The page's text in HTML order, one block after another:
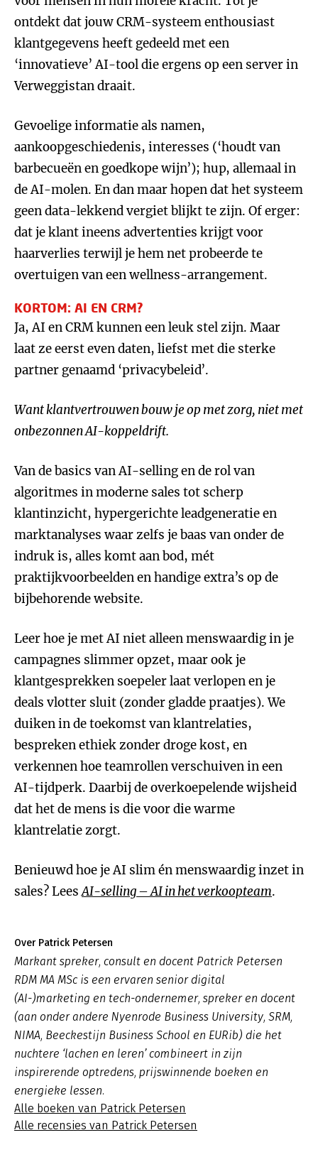
ontdekt dat jouw CRM-systeem enthousiast
klantgegevens heeft gedeeld met een
‘innovatieve’ AI-tool die ergens op een server in
Verweggistan draait.
Gevoelige informatie als namen,
aankoopgeschiedenis, interesses (‘houdt van
barbecueën en goedkope wijn’); hup, allemaal in
de AI-molen. En dan maar hopen dat het systeem
geen data-lekkend vergiet blijkt te zijn. Of erger:
dat je klant ineens advertenties krijgt voor
haarverlies terwijl je hem net probeerde te
overtuigen van een wellness-arrangement.
KORTOM: AI EN CRM?
Ja, AI en CRM kunnen een leuk stel zijn. Maar
laat ze eerst even daten, liefst met die sterke
partner genaamd ‘privacybeleid’.
Want klantvertrouwen bouw je op met zorg, niet met
onbezonnen AI-koppeldrift.
Van de basics van AI-selling en de rol van
algoritmes in moderne sales tot scherp
klantinzicht, hypergerichte leadgeneratie en
marktanalyses waar zelfs je baas van onder de
indruk is, alles komt aan bod, mét
praktijkvoorbeelden en handige extra’s op de
bijbehorende website.
Leer hoe je met AI niet alleen menswaardig in je
campagnes slimmer opzet, maar ook je
klantgesprekken soepeler laat verlopen en je
deals vlotter sluit (zonder gladde praatjes). We
duiken in de toekomst van klantrelaties,
bespreken ethiek zonder droge kost, en
verkennen hoe teamrollen verschuiven in een
AI-tijdperk. Daarbij de overkoepelende wijsheid
dat het de mens is die voor die warme
klantrelatie zorgt.
Benieuwd hoe je AI slim én menswaardig inzet in
sales? LeesAI-selling – AI in het verkoopteam.
Over Patrick Petersen
Markant spreker, consult en docent Patrick Petersen
RDM MA MSc is een ervaren senior digital
(AI-)marketing en tech-ondernemer, spreker en docent
(aan onder andere Nyenrode Business University, SRM,
NIMA, Beeckestijn Business School en EURib) die het
nuchtere ‘lachen en leren’ combineert in zijn
inspirerende optredens, prijswinnende boeken en
energieke lessen.
Alle boeken van Patrick Petersen
Alle recensies van Patrick Petersen